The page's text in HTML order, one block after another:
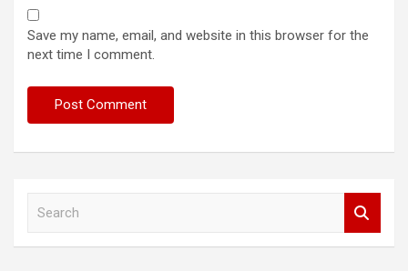
Save my name, email, and website in this browser for the
next time I comment.